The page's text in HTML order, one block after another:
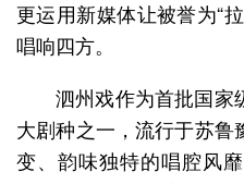
更运用新媒体让被誉为“
唱响四方。
泗州戏作为首批国家
大剧种之一，流行于苏鲁
变、韵味独特的唱腔风